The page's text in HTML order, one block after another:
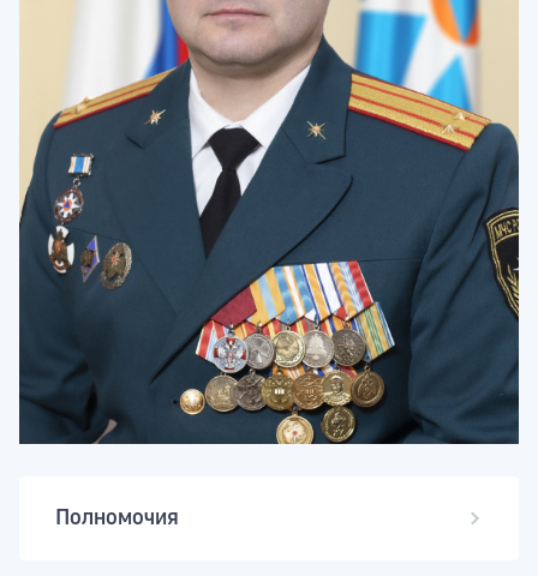
Полномочия